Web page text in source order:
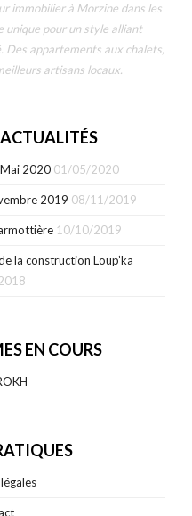
immobilier à Morzine dans les
unique pour un style alliant
appartements aux chalets,
artisans locaux.
ACTUALITÉS
2020 01/05/2020
2019 08/11/2019
10/10/2019
la construction Loup’ka
EN COURS